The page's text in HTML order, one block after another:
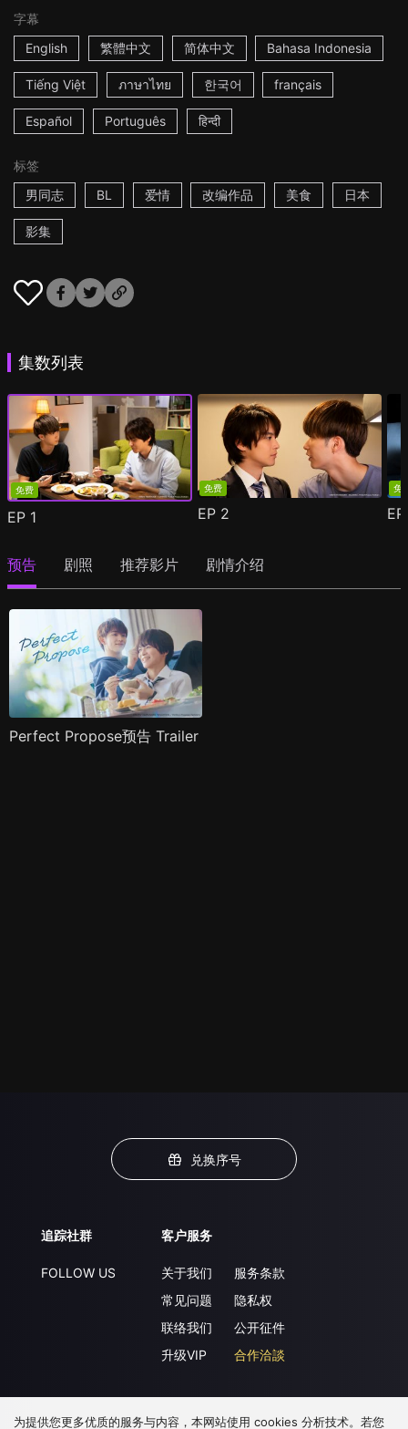
字幕
English
繁體中文 简体中文 Bahasa Indonesia
Tiếng Việt ภาษาไทย 한국어 français
Español Português हिन्दी
标签
男同志
BL 爱情 改编作品 美食 日本
影集
集数列表
免费
EP 1
免费
EP 2
免
预告 剧照 推荐影片 剧情介绍
Perfect Propose预告 Trailer
兑换序号
追踪社群
FOLLOW US
客户服务
关于我们
常见问题
联络我们
升级VIP
服务条款
隐私权
公开征件
合作洽談
下载 APP
为提供您更多优质的服务与内容，本网站使用 cookies 分析技术。若您